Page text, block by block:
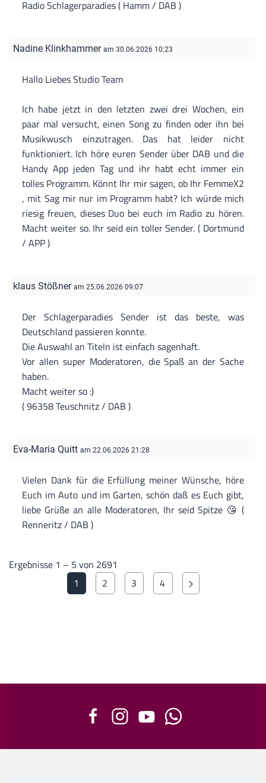
Radio Schlagerparadies ( Hamm / DAB )
Nadine Klinkhammer am 30.06.2026 10:23
Hallo Liebes Studio Team
Ich habe jetzt in den letzten zwei drei Wochen, ein
paar mal versucht, einen Song zu finden oder ihn bei
Musikwusch einzutragen. Das hat leider nicht
funktioniert. Ich höre euren Sender über DAB und die
Handy App jeden Tag und ihr habt echt immer ein
tolles Programm. Könnt Ihr mir sagen, ob Ihr FemmeX2
, mit Sag mir nur im Programm habt? Ich würde mich
riesig freuen, dieses Duo bei euch im Radio zu hören.
Macht weiter so. Ihr seid ein toller Sender. ( Dortmund
/ APP )
klaus Stößner am 25.06.2026 09:07
Der Schlagerparadies Sender ist das beste, was
Deutschland passieren konnte.
Die Auswahl an Titeln ist einfach sagenhaft.
Vor allen super Moderatoren, die Spaß an der Sache
haben.
Macht weiter so :)
( 96358 Teuschnitz / DAB )
Eva-Maria Quitt am 22.06.2026 21:28
Vielen Dank für die Erfüllung meiner Wünsche, höre
Euch im Auto und im Garten, schön daß es Euch gibt,
liebe Grüße an alle Moderatoren, Ihr seid Spitze 😘 (
Renneritz / DAB )
Ergebnisse 1 – 5 von 2691
1
2 3 4